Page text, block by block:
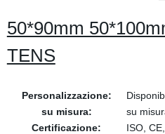
50*90mm
TENS
Personalizzazione:
su misura:
su
Certificazione:
ISO,